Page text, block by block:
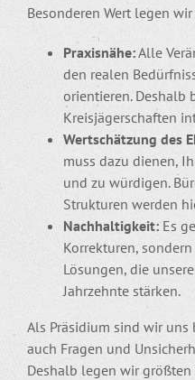
Besonderen Wert legen
Praxisnähe:Alle
den realen
orientieren. Deshalb
Kreisjägerschaften
Wertschätzung des
muss dazu dienen,
und zu würdigen.
Strukturen werden
Nachhaltigkeit:Es
Korrekturen,
Lösungen, die
Jahrzehnte stärken.
Als Präsidium sind wir uns
auch Fragen und
Deshalb legen wir größten